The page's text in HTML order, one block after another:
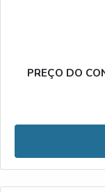
PREÇO DO